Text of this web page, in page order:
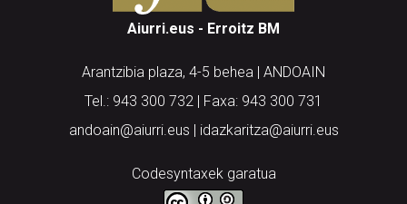
Aiurri.eus - Erroitz BM
Arantzibia plaza, 4-5 behea | ANDOAIN
Tel.: 943 300 732 | Faxa: 943 300 731
andoain@aiurri.eus | idazkaritza@aiurri.eus
Codesyntaxek garatua